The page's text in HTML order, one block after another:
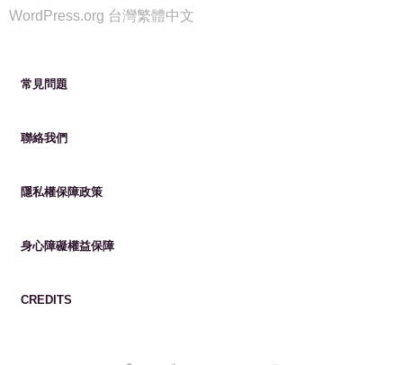
WordPress.org 台灣繁體中文
常見問題
聯絡我們
隱私權保障政策
身心障礙權益保障
CREDITS